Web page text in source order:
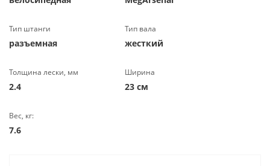
Тип штанги
разъемная
Тип вала
жесткий
Толщина лески, мм
2.4
Ширина
23 см
Вес, кг:
7.6